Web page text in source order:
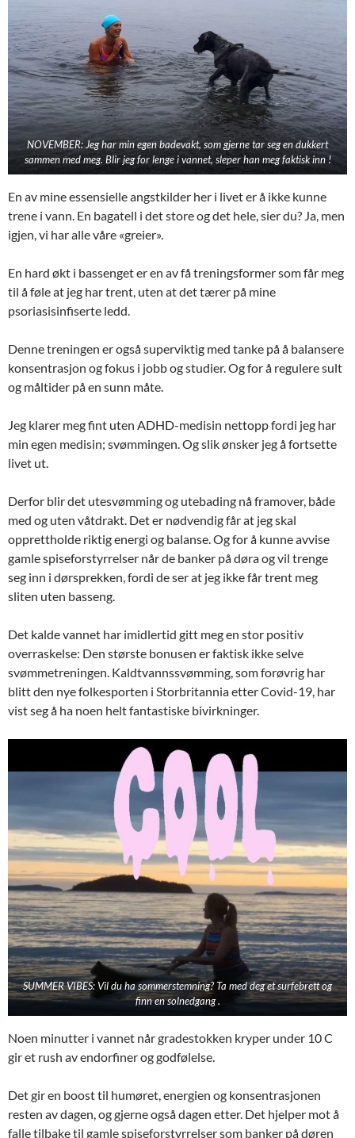
NOVEMBER: Jeg har min egen badevakt, som gjerne tar seg en dukkert
sammen med meg. Blir jeg for lenge i vannet, sleper han meg faktisk inn !
En av mine essensielle angstkilder her i livet er å ikke kunne
trene i vann. En bagatell i det store og det hele, sier du? Ja, men
igjen, vi har alle våre «greier».
En hard økt i bassenget er en av få treningsformer som får meg
til å føle at jeg har trent, uten at det tærer på mine
psoriasisinfiserte ledd.
Denne treningen er også superviktig med tanke på å balansere
konsentrasjon og fokus i jobb og studier. Og for å regulere sult
og måltider på en sunn måte.
Jeg klarer meg fint uten ADHD-medisin nettopp fordi jeg har
min egen medisin; svømmingen. Og slik ønsker jeg å fortsette
livet ut.
Derfor blir det utesvømming og utebading nå framover, både
med og uten våtdrakt. Det er nødvendig får at jeg skal
opprettholde riktig energi og balanse. Og for å kunne avvise
gamle spiseforstyrrelser når de banker på døra og vil trenge
seg inn i dørsprekken, fordi de ser at jeg ikke får trent meg
sliten uten basseng.
Det kalde vannet har imidlertid gitt meg en stor positiv
overraskelse: Den største bonusen er faktisk ikke selve
svømmetreningen. Kaldtvannssvømming, som forøvrig har
blitt den nye folkesporten i Storbritannia etter Covid-19, har
vist seg å ha noen helt fantastiske bivirkninger.
SUMMER VIBES: Vil du ha sommerstemning? Ta med deg et surfebrett og
finn en solnedgang .
Noen minutter i vannet når gradestokken kryper under 10 C
gir et rush av endorfiner og godfølelse.
Det gir en boost til humøret, energien og konsentrasjonen
resten av dagen, og gjerne også dagen etter. Det hjelper mot å
falle tilbake til gamle spiseforstyrrelser som banker på døren